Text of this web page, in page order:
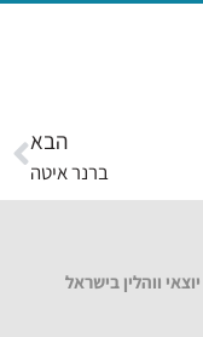
הבא
ברנר איטה